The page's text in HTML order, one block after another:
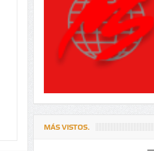
MÁS VISTOS.